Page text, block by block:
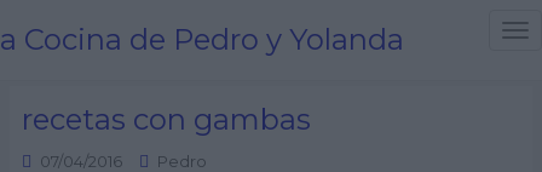
T
Cocina de Pedro y Yolanda
recetas con gambas
07/04/2016 Pedro